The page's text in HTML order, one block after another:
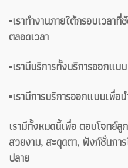
▪️เราทำงานภายใต้กรอบเวลา
ตลอดเวลา
▪️เรามีบริการทั้งบริการออกแ
▪️เรามีการบริการออกแบบเพื่อ
เรามีทั้งหมดนี้เพื่อ ตอบโจทย์
สวยงาม, สะดุดตา, ฟังก์ชั่นกา
ปลาย